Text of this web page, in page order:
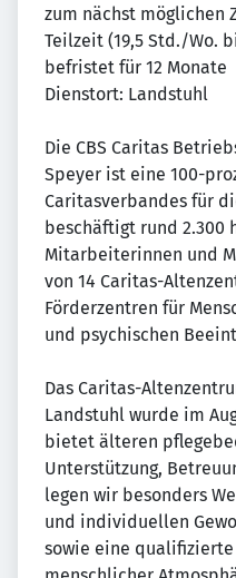
zum nächst möglichen
Teilzeit (19,5 Std./Wo.
befristet für 12 Monate
Dienstort: Landstuhl
Die CBS Caritas
Speyer ist eine 100-
Caritasverbandes für
beschäftigt rund 2.300
Mitarbeiterinnen und
von 14 Caritas-
Förderzentren für
und psychischen
Das Caritas-
Landstuhl wurde im
bietet älteren
Unterstützung,
legen wir besonders
und individuellen
sowie eine